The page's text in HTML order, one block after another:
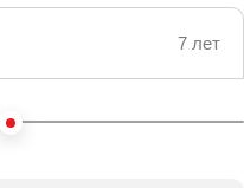
7 лет